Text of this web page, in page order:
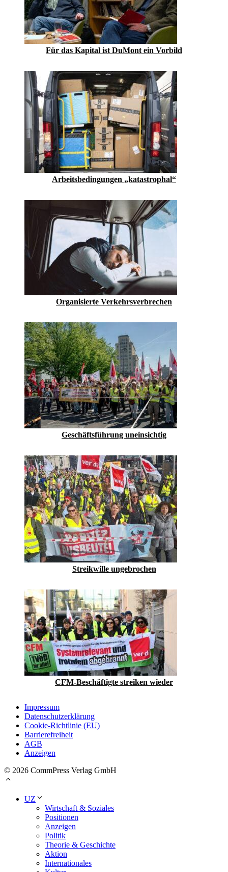
Für das Kapital ist DuMont ein Vorbild
Arbeitsbedingungen „katastrophal“
Organisierte Verkehrsverbrechen
Geschäftsführung uneinsichtig
Streikwille ungebrochen
CFM-Beschäftigte streiken wieder
Impressum
Datenschutzerklärung
Cookie-Richtlinie (EU)
Barrierefreiheit
AGB
Anzeigen
© 2026 CommPress Verlag GmbH
UZ
Wirtschaft & Soziales
Positionen
Anzeigen
Politik
Theorie & Geschichte
Aktion
Internationales